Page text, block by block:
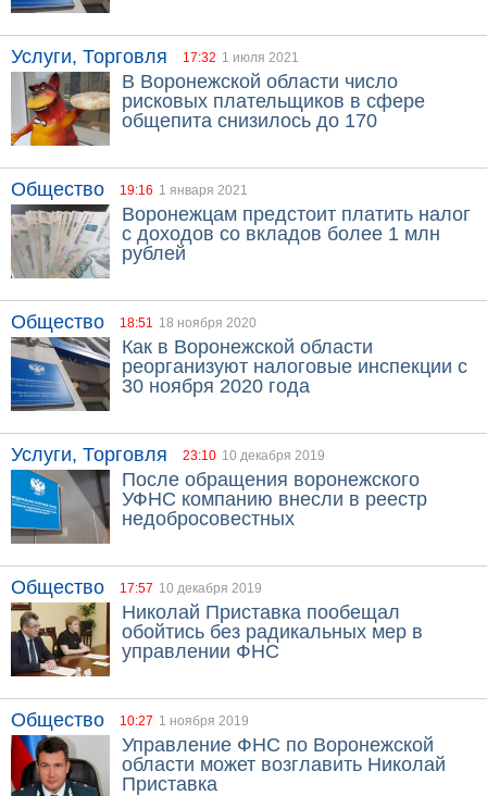
Услуги, Торговля 17:32 1 июля 2021
В Воронежской области число
рисковых плательщиков в сфере
общепита снизилось до 170
Общество 19:16 1 января 2021
Воронежцам предстоит платить налог
с доходов со вкладов более 1 млн
рублей
Общество 18:51 18 ноября 2020
Как в Воронежской области
реорганизуют налоговые инспекции с
30 ноября 2020 года
Услуги, Торговля 23:10 10 декабря 2019
После обращения воронежского
УФНС компанию внесли в реестр
недобросовестных
Общество 17:57 10 декабря 2019
Николай Приставка пообещал
обойтись без радикальных мер в
управлении ФНС
Общество 10:27 1 ноября 2019
Управление ФНС по Воронежской
области может возглавить Николай
Приставка